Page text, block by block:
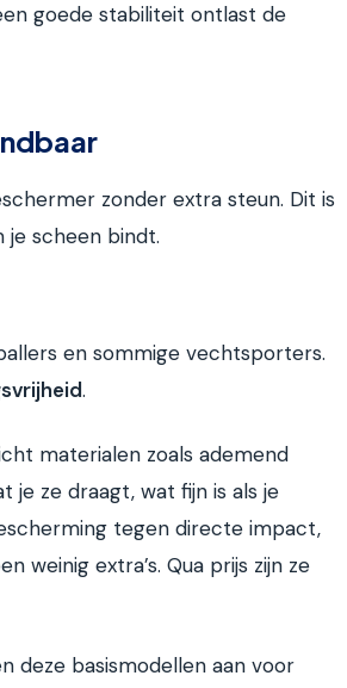
goede stabiliteit ontlast de
zonder extra steun. Dit is
je scheen bindt.
en sommige vechtsporters.
.
materialen zoals ademend
je ze draagt, wat fijn is als je
tegen directe impact,
weinig extra’s. Qua prijs zijn ze
deze basismodellen aan voor